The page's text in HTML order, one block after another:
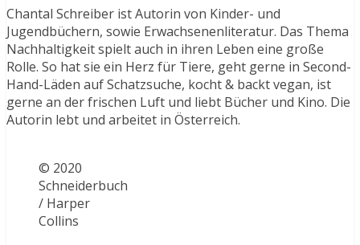
Chantal Schreiber ist Autorin von Kinder- und
Jugendbüchern, sowie Erwachsenenliteratur. Das Thema
Nachhaltigkeit spielt auch in ihren Leben eine große
Rolle. So hat sie ein Herz für Tiere, geht gerne in Second-
Hand-Läden auf Schatzsuche, kocht & backt vegan, ist
gerne an der frischen Luft und liebt Bücher und Kino. Die
Autorin lebt und arbeitet in Österreich.
© 2020
Schneiderbuch
/ Harper
Collins